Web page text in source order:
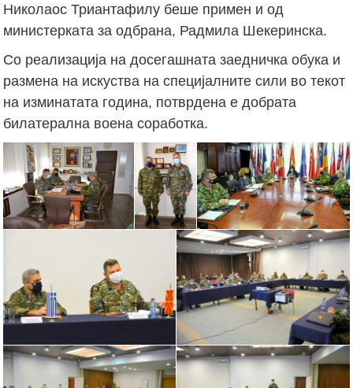
Николаос Триантафилу беше примен и од
министерката за одбрана, Радмила Шекеринска.
Со реализација на досегашната заедничка обука и
размена на искуства на специјалните сили во текот
на изминатата година, потврдена е добрата
билатерална воена соработка.